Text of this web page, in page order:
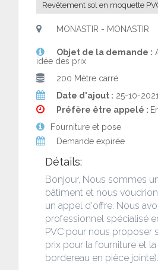
Revêtement sol en moquette
MONASTIR - MONASTIR
Objet de la demande :
idée des prix
200 Mètre carré
Date d'ajout : 25-10-
Préfère être appelé :
Fourniture et pose
Demande expirée
Détails:
Bonjour, Nous sommes
bâtiment et nous
un appel d'offre. Nous
professionnel spécialisé
PVC pour nous proposer
prix pour la fourniture et
bordereau en pièce jointe).